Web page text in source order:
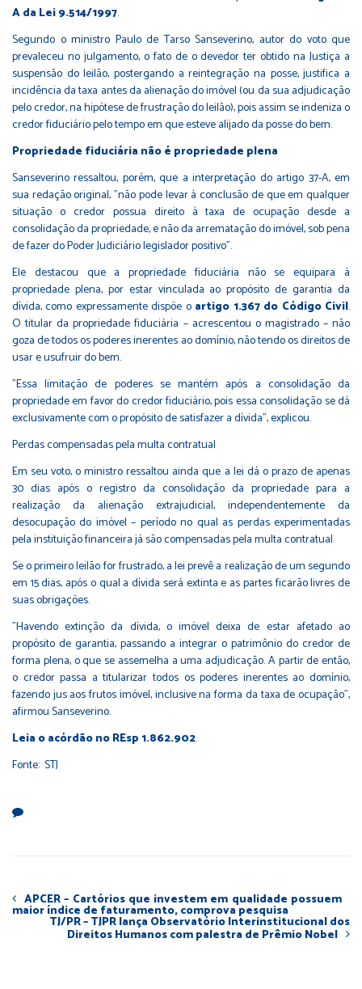
A da Lei 9.514/1997.
Segundo o ministro Paulo de Tarso Sanseverino, autor do voto que
prevaleceu no julgamento, o fato de o devedor ter obtido na Justiça a
suspensão do leilão, postergando a reintegração na posse, justifica a
incidência da taxa antes da alienação do imóvel (ou da sua adjudicação
pelo credor, na hipótese de frustração do leilão), pois assim se indeniza o
credor fiduciário pelo tempo em que esteve alijado da posse do bem.
Propriedade fiduciária não é propriedade plena
Sanseverino ressaltou, porém, que a interpretação do artigo 37-A, em
sua redação original, "não pode levar à conclusão de que em qualquer
situação o credor possua direito à taxa de ocupação desde a
consolidação da propriedade, e não da arrematação do imóvel, sob pena
de fazer do Poder Judiciário legislador positivo".
Ele destacou que a propriedade fiduciária não se equipara à
propriedade plena, por estar vinculada ao propósito de garantia da
dívida, como expressamente dispõe o artigo 1.367 do Código Civil.
O titular da propriedade fiduciária – acrescentou o magistrado – não
goza de todos os poderes inerentes ao domínio, não tendo os direitos de
usar e usufruir do bem.
"Essa limitação de poderes se mantém após a consolidação da
propriedade em favor do credor fiduciário, pois essa consolidação se dá
exclusivamente com o propósito de satisfazer a dívida", explicou.
Perdas compensadas pela multa contratual
Em seu voto, o ministro ressaltou ainda que a lei dá o prazo de apenas
30 dias após o registro da consolidação da propriedade para a
realização da alienação extrajudicial, independentemente da
desocupação do imóvel – período no qual as perdas experimentadas
pela instituição financeira já são compensadas pela multa contratual.
Se o primeiro leilão for frustrado, a lei prevê a realização de um segundo
em 15 dias, após o qual a dívida será extinta e as partes ficarão livres de
suas obrigações.
"Havendo extinção da dívida, o imóvel deixa de estar afetado ao
propósito de garantia, passando a integrar o patrimônio do credor de
forma plena, o que se assemelha a uma adjudicação. A partir de então,
o credor passa a titularizar todos os poderes inerentes ao domínio,
fazendo jus aos frutos imóvel, inclusive na forma da taxa de ocupação",
afirmou Sanseverino.
Leia o acórdão no REsp 1.862.902.
Fonte: STJ
APCER – Cartórios que investem em qualidade possuem
maior índice de faturamento, comprova pesquisa
TJ/PR – TJPR lança Observatório Interinstitucional dos
Direitos Humanos com palestra de Prêmio Nobel